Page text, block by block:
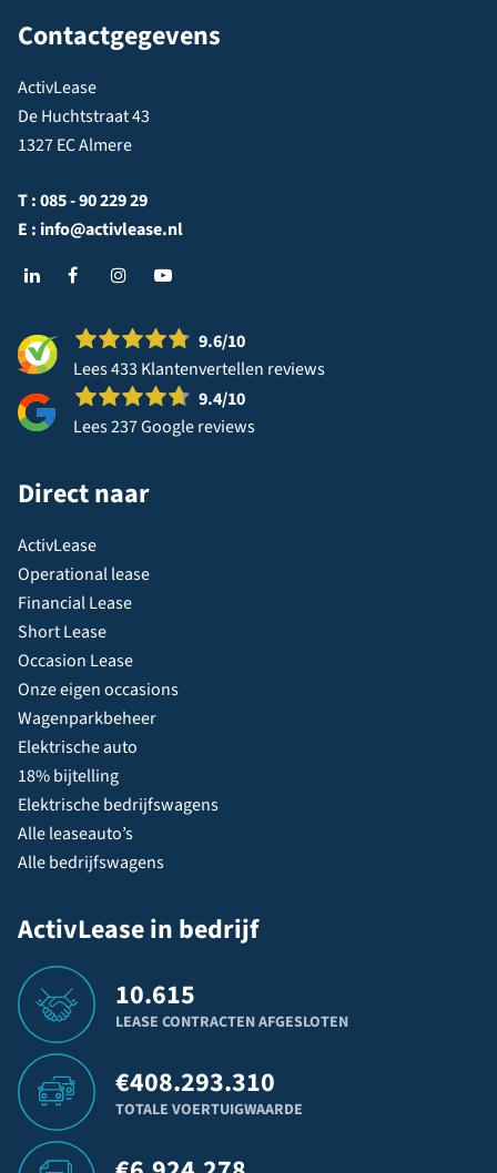
Contactgegevens
ActivLease
De Huchtstraat 43
1327 EC Almere
T :085 - 90 229 29
E : info@activlease.nl
9.6/10
Lees 433 Klantenvertellen reviews
9.4/10
Lees 237 Google reviews
Direct naar
ActivLease
Operational lease
Financial Lease
Short Lease
Occasion Lease
Onze eigen occasions
Wagenparkbeheer
Elektrische auto
18% bijtelling
Elektrische bedrijfswagens
Alle leaseauto’s
Alle bedrijfswagens
ActivLease in bedrijf
10.615
LEASE CONTRACTEN AFGESLOTEN
€408.293.310
TOTALE VOERTUIGWAARDE